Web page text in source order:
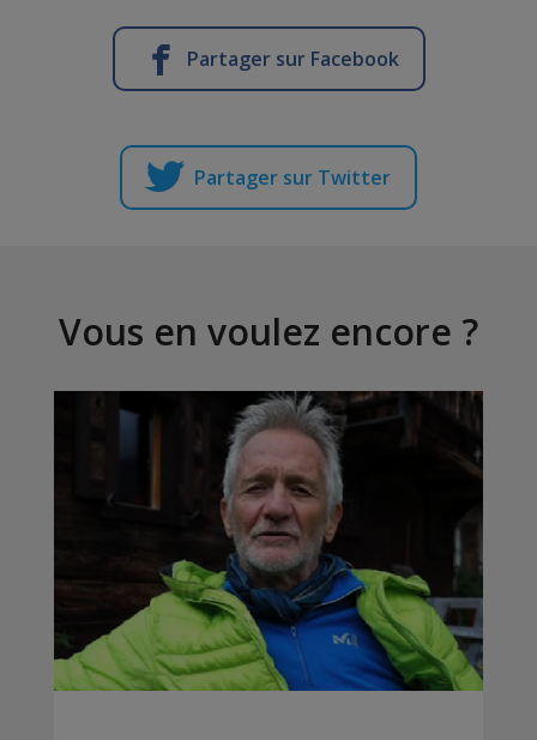
Partager sur Facebook
Partager sur Twitter
Vous en voulez encore ?